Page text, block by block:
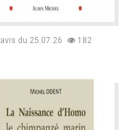
avis du 25.07.26 182